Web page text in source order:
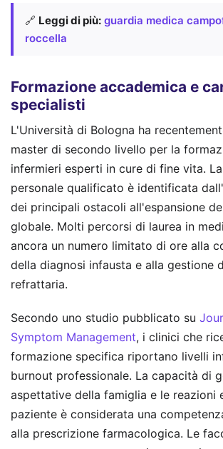
🔗 Leggi di più: guardia medica
roccella
Formazione accademica e
specialisti
L'Università di Bologna ha
master di secondo livello per la
infermieri esperti in cure di fine vita.
personale qualificato è identificata
dei principali ostacoli all'espansione
globale. Molti percorsi di laurea in
ancora un numero limitato di ore alla
della diagnosi infausta e alla gestione
refrattaria.
Secondo uno studio pubblicato su
Symptom Management, i clinici che
formazione specifica riportano livelli
burnout professionale. La capacità di
aspettative della famiglia e le reazioni
paziente è considerata una
alla prescrizione farmacologica. Le